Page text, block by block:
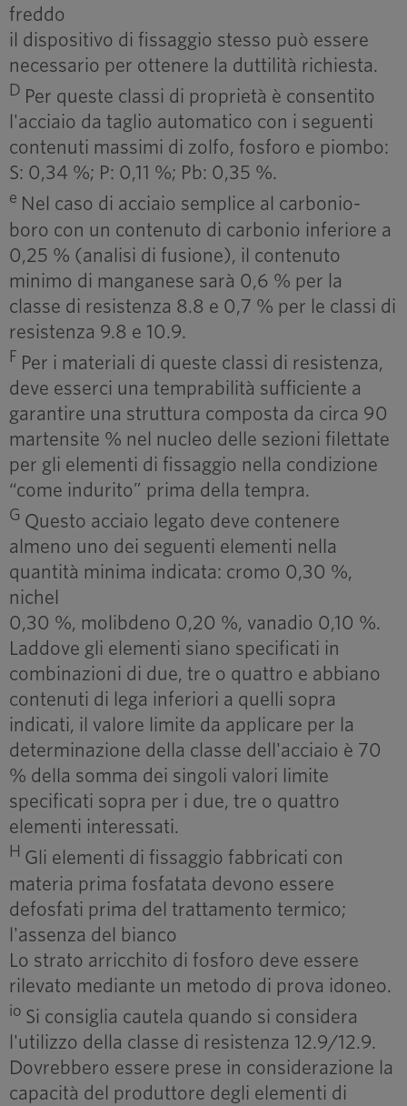
freddo
il dispositivo di fissaggio stesso può essere
necessario per ottenere la duttilità richiesta.
D Per queste classi di proprietà è consentito
l'acciaio da taglio automatico con i seguenti
contenuti massimi di zolfo, fosforo e piombo:
S: 0,34 %; P: 0,11 %; Pb: 0,35 %.
e Nel caso di acciaio semplice al carbonio-
boro con un contenuto di carbonio inferiore a
0,25 % (analisi di fusione), il contenuto
minimo di manganese sarà 0,6 % per la
classe di resistenza 8.8 e 0,7 % per le classi di
resistenza 9.8 e 10.9.
F Per i materiali di queste classi di resistenza,
deve esserci una temprabilità sufficiente a
garantire una struttura composta da circa 90
martensite % nel nucleo delle sezioni filettate
per gli elementi di fissaggio nella condizione
“come indurito” prima della tempra.
G Questo acciaio legato deve contenere
almeno uno dei seguenti elementi nella
quantità minima indicata: cromo 0,30 %,
nichel
0,30 %, molibdeno 0,20 %, vanadio 0,10 %.
Laddove gli elementi siano specificati in
combinazioni di due, tre o quattro e abbiano
contenuti di lega inferiori a quelli sopra
indicati, il valore limite da applicare per la
determinazione della classe dell'acciaio è 70
% della somma dei singoli valori limite
specificati sopra per i due, tre o quattro
elementi interessati.
H Gli elementi di fissaggio fabbricati con
materia prima fosfatata devono essere
defosfati prima del trattamento termico;
l'assenza del bianco
Lo strato arricchito di fosforo deve essere
rilevato mediante un metodo di prova idoneo.
io Si consiglia cautela quando si considera
l'utilizzo della classe di resistenza 12.9/12.9.
Dovrebbero essere prese in considerazione la
capacità del produttore degli elementi di